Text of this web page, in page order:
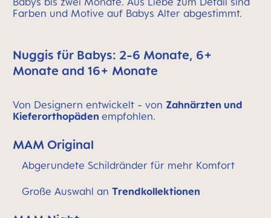
Farben und Motive auf Babys Alter abgestimmt.
Nuggis für Babys: 2-6 Monate, 6+
Monate and 16+ Monate
Von Designern entwickelt - von Zahnärzten und
Kieferorthopäden empfohlen.
MAM Original
Abgerundete Schildränder für mehr Komfort
Große Auswahl an Trendkollektionen